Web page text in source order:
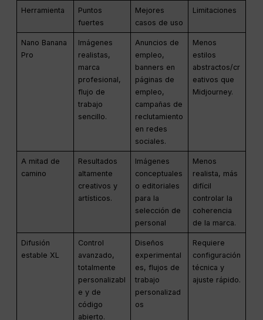
Herramienta
Puntos
fuertes
Mejores
casos de uso
Limitaciones
Nano Banana
Pro
Imágenes
realistas,
marca
profesional,
flujo de
trabajo
sencillo.
Anuncios de
empleo,
banners en
páginas de
empleo,
campañas de
reclutamiento
en redes
sociales.
Menos
estilos
abstractos/cr
eativos que
Midjourney.
A mitad de
camino
Resultados
altamente
creativos y
artísticos.
Imágenes
conceptuales
o editoriales
para la
selección de
personal
Menos
realista, más
difícil
controlar la
coherencia
de la marca.
Difusión
estable XL
Control
avanzado,
totalmente
personalizabl
e y de
código
abierto.
Diseños
experimental
es, flujos de
trabajo
personalizad
os
Requiere
configuración
técnica y
ajuste rápido.